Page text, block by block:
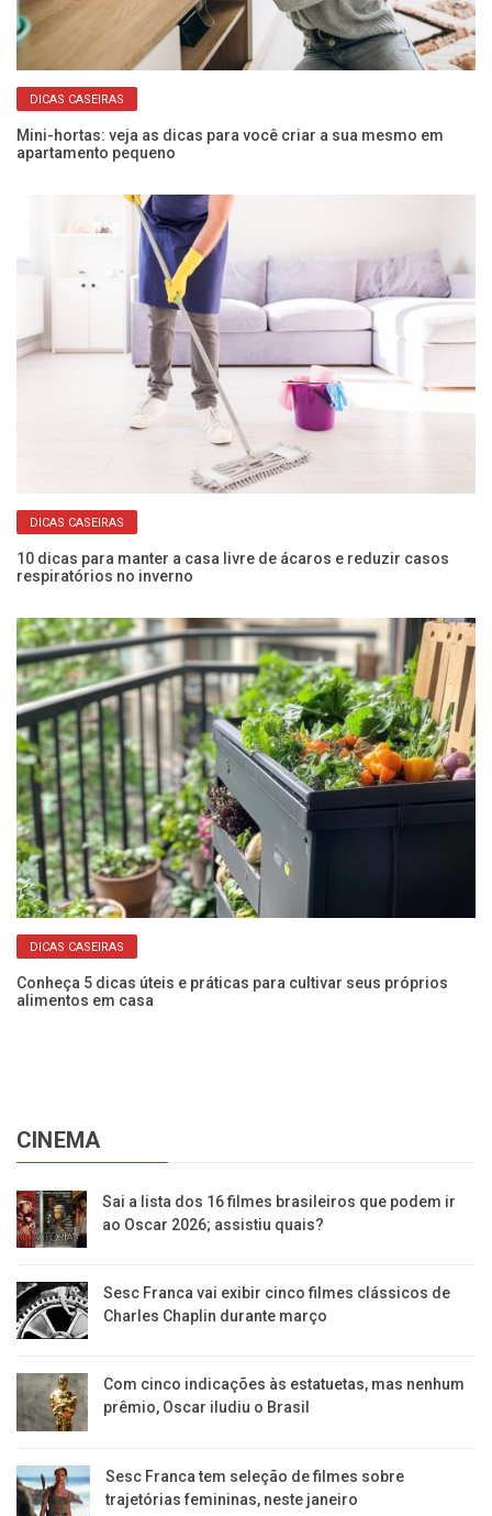
DICAS CASEIRAS
Mini-hortas: veja as dicas para você criar a sua mesmo em
apartamento pequeno
DICAS CASEIRAS
10 dicas para manter a casa livre de ácaros e reduzir casos
respiratórios no inverno
DICAS CASEIRAS
Conheça 5 dicas úteis e práticas para cultivar seus próprios
alimentos em casa
CINEMA
Sai a lista dos 16 filmes brasileiros que podem ir
ao Oscar 2026; assistiu quais?
Sesc Franca vai exibir cinco filmes clássicos de
Charles Chaplin durante março
Com cinco indicações às estatuetas, mas nenhum
prêmio, Oscar iludiu o Brasil
Sesc Franca tem seleção de filmes sobre
trajetórias femininas, neste janeiro